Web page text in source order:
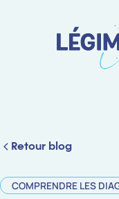
Retour blog
COMPRENDRE LES